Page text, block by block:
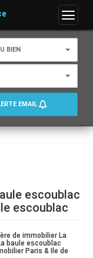
Menu
BIEN
EMAIL
escoublac
escoublac
de immobilier La
baule escoublac
Paris & Ile de